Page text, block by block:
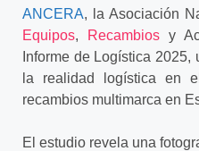
ANCERA, la Asociación
Equipos, Recambiosy
Informe de Logística
la realidad logística en
recambios multimarca en
El estudio revela una